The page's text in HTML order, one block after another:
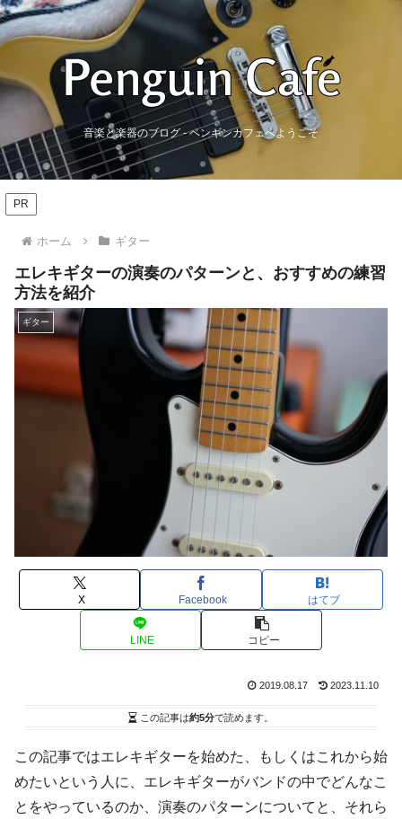
音楽と楽器のブログ - ペンギンカフェへようこそ
PR
ホーム ギター
エレキギターの演奏のパターンと、おすすめの練習
方法を紹介
ギター
X Facebook はてブ
LINE コピー
2019.08.17 2023.11.10
この記事は約5分で読めます。
この記事ではエレキギターを始めた、もしくはこれから始
めたいという人に、エレキギターがバンドの中でどんなこ
とをやっているのか、演奏のパターンについてと、それら